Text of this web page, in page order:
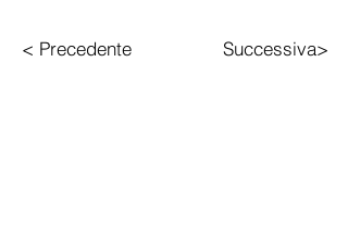
< Precedente Successiva>